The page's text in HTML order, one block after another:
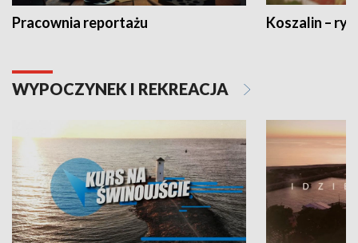
Pracownia reportażu Koszalin –
WYPOCZYNEK I REKREACJA